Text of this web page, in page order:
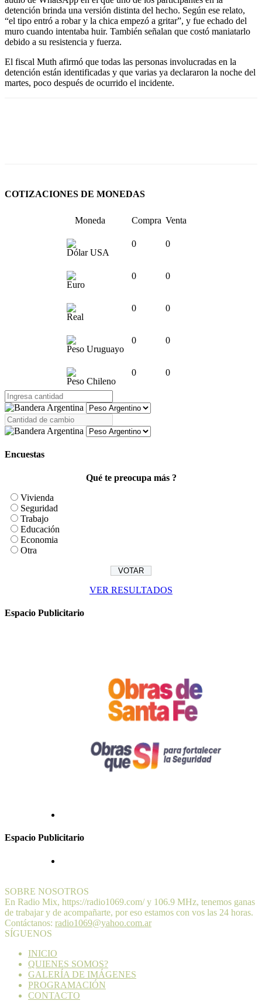
detención brinda una versión distinta del hecho. Según ese relato,
“el tipo entró a robar y la chica empezó a gritar”, y fue echado del
muro cuando intentaba huir. También señalan que costó maniatarlo
debido a su resistencia y fuerza.
El fiscal Muth afirmó que todas las personas involucradas en la
detención están identificadas y que varias ya declararon la noche del
martes, poco después de ocurrido el incidente.
COTIZACIONES DE MONEDAS
Moneda Compra Venta
Dólar USA
0 0
Euro
0 0
Real
0 0
Peso Uruguayo
0 0
Peso Chileno
0 0
Encuestas
Qué te preocupa más ?
Vivienda
Seguridad
Trabajo
Educación
Economia
Otra
VER RESULTADOS
Espacio Publicitario
Espacio Publicitario
SOBRE NOSOTROS
En Radio Mix, https://radio1069.com/ y 106.9 MHz, tenemos ganas
de trabajar y de acompañarte, por eso estamos con vos las 24 horas.
Contáctanos: radio1069@yahoo.com.ar
SÍGUENOS
INICIO
QUIENES SOMOS?
GALERÍA DE IMÁGENES
PROGRAMACIÓN
CONTACTO